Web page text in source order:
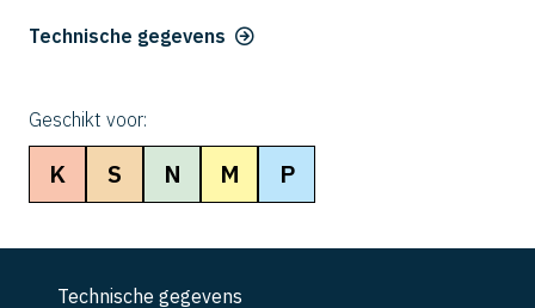
Technische gegevens
Geschikt voor:
K S N M P
Technische gegevens